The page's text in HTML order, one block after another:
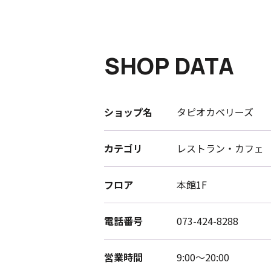
SHOP DATA
ショップ名 タピオカベリーズ
カテゴリ レストラン・カフェ
フロア 本館1F
電話番号 073-424-8288
営業時間 9:00～20:00